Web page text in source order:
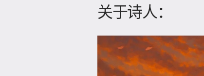
关于诗人：